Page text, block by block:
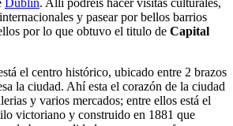
Dublín. Allí podréis hacer visitas culturales,
y pasear por bellos barrios
por lo que obtuvo el titulo de Capital
el centro histórico, ubicado entre 2 brazos
la ciudad. Ahí esta el corazón de la ciudad
y varios mercados; entre ellos está el
victoriano y construido en 1881 que